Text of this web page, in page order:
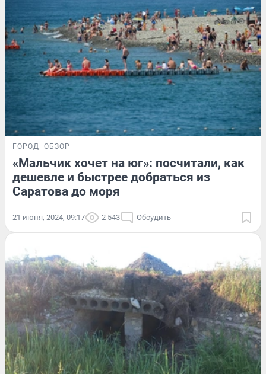
ГОРОД ОБЗОР
«Мальчик хочет на юг»: посчитали, как
дешевле и быстрее добраться из
Саратова до моря
21 июня, 2024, 09:17 2 543 Обсудить